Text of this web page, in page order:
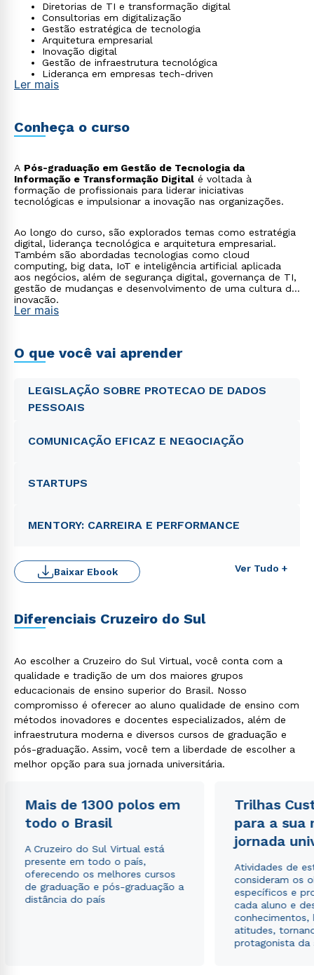
Diretorias de TI e transformação digital
Consultorias em digitalização
Gestão estratégica de tecnologia
Arquitetura empresarial
Inovação digital
Gestão de infraestrutura tecnológica
Liderança em empresas tech-driven
Ler mais
Conheça o curso
A Pós-graduação em Gestão de Tecnologia da
Informação e Transformação Digital é voltada à
formação de profissionais para liderar iniciativas
tecnológicas e impulsionar a inovação nas organizações.
Ao longo do curso, são explorados temas como estratégia
digital, liderança tecnológica e arquitetura empresarial.
Também são abordadas tecnologias como cloud
computing, big data, IoT e inteligência artificial aplicada
aos negócios, além de segurança digital, governança de TI,
gestão de mudanças e desenvolvimento de uma cultura de
inovação.
Ler mais
O que você vai aprender
LEGISLAÇÃO SOBRE PROTECAO DE DADOS
PESSOAIS
COMUNICAÇÃO EFICAZ E NEGOCIAÇÃO
STARTUPS
MENTORY: CARREIRA E PERFORMANCE
Ver Tudo +
Baixar Ebook
Diferenciais Cruzeiro do Sul
Ao escolher a Cruzeiro do Sul Virtual, você conta com a
qualidade e tradição de um dos maiores grupos
educacionais de ensino superior do Brasil. Nosso
compromisso é oferecer ao aluno qualidade de ensino com
métodos inovadores e docentes especializados, além de
infraestrutura moderna e diversos cursos de graduação e
pós-graduação. Assim, você tem a liberdade de escolher a
melhor opção para sua jornada universitária.
Mais de 1300 polos em
todo o Brasil
A Cruzeiro do Sul Virtual está
presente em todo o país,
oferecendo os melhores cursos
de graduação e pós-graduação a
distância do país
Trilhas
para a sua
jornada
Atividades de
consideram os
específicos e
cada aluno e
conhecimentos,
atitudes,
protagonista da
Rápido e fácil
WhatsApp
ou
Estou de acordo com a Política de Privacidade.e
autorizo que meus dados sejam utilizados para o
envio de conteúdos da Cruzeiro do Sul.